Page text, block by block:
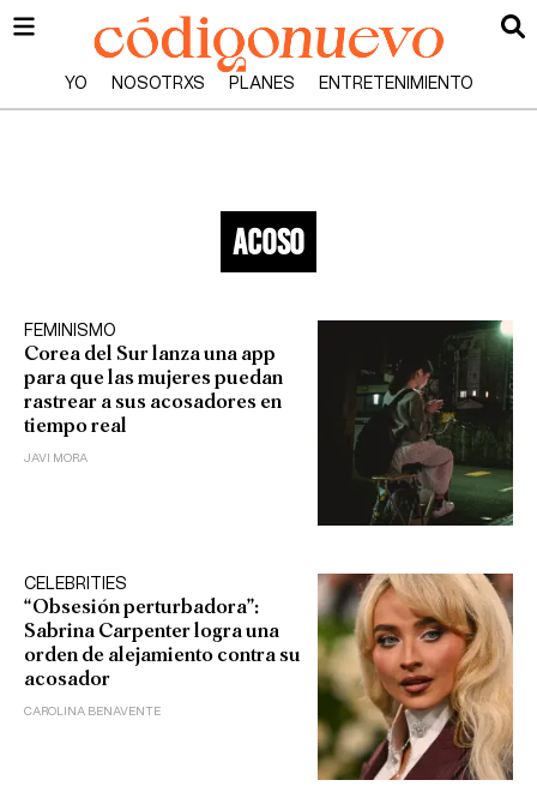
YO NOSOTRXS PLANES ENTRETENIMIENTO
acoso
FEMINISMO
Corea del Sur lanza una app
para que las mujeres puedan
rastrear a sus acosadores en
tiempo real
JAVI MORA
CELEBRITIES
“Obsesión perturbadora”:
Sabrina Carpenter logra una
orden de alejamiento contra su
acosador
CAROLINA BENAVENTE